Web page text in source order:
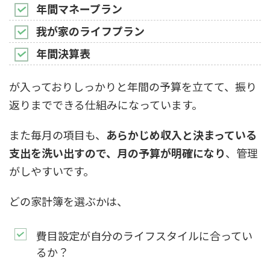
年間マネープラン
我が家のライフプラン
年間決算表
が入っておりしっかりと年間の予算を立てて、振り
返りまでできる仕組みになっています。
また毎月の項目も、 あらかじめ収入と決まっている
支出を洗い出すので、月の予算が明確になり、管理
がしやすいです。
どの家計簿を選ぶかは、
費目設定が自分のライフスタイルに合ってい
るか？